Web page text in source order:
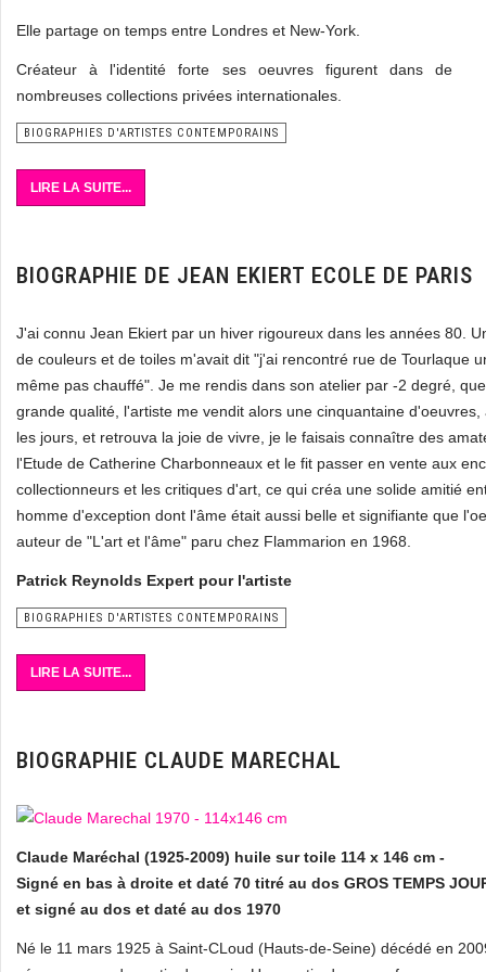
Elle partage on temps entre Londres et New-York.
Créateur à l'identité forte ses oeuvres figurent dans de
nombreuses collections privées internationales.
BIOGRAPHIES D'ARTISTES CONTEMPORAINS
LIRE LA SUITE...
BIOGRAPHIE DE JEAN EKIERT ECOLE DE PARIS
J'ai connu Jean Ekiert par un hiver rigoureux dans les années 80.
de couleurs et de toiles m'avait dit "j'ai rencontré rue de Tourlaque
même pas chauffé". Je me rendis dans son atelier par -2 degré,
grande qualité, l'artiste me vendit alors une cinquantaine
les jours, et retrouva la joie de vivre, je le faisais connaître des
l'Etude de Catherine Charbonneaux et le fit passer en vente aux
collectionneurs et les critiques d'art, ce qui créa une solide amitié
homme d'exception dont l'âme était aussi belle et signifiante que
auteur de "L'art et l'âme" paru chez Flammarion en 1968.
Patrick Reynolds Expert pour l'artiste
BIOGRAPHIES D'ARTISTES CONTEMPORAINS
LIRE LA SUITE...
BIOGRAPHIE CLAUDE MARECHAL
Claude Maréchal (1925-2009) huile sur toile 114 x 146 cm -
Signé en bas à droite et daté 70 titré au dos GROS TEMPS
et signé au dos et daté au dos 1970
Né le 11 mars 1925 à Saint-CLoud (Hauts-de-Seine) décédé en